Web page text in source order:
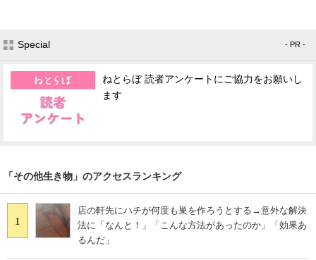
Special - PR -
ねとらぼ 読者アンケートにご協力をお願いし
ます
「その他生き物」のアクセスランキング
1
店の軒先にハチが何度も巣を作ろうとする→意外な解決
法に「なんと！」「こんな方法があったのか」「効果あ
るんだ」